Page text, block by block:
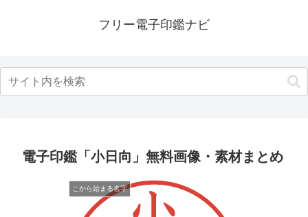
フリー電子印鑑ナビ
電子印鑑「小日向」無料画像・素材まとめ
こから始まる名字